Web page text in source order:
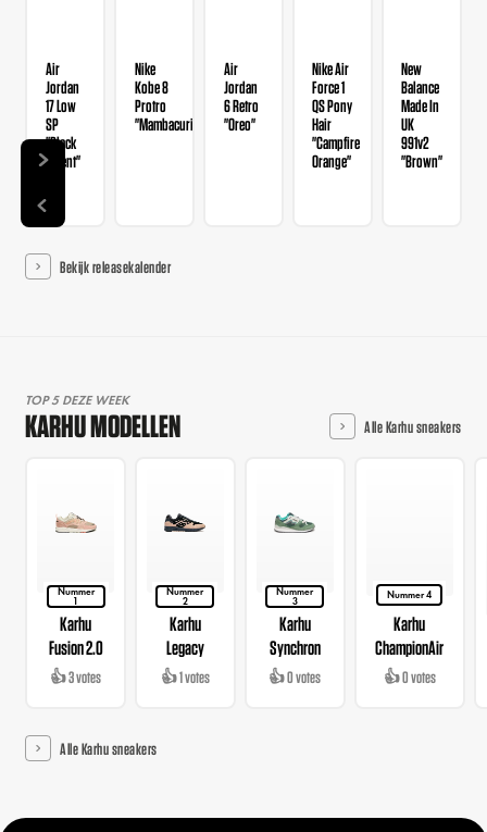
Air
Jordan
17 Low
SP
"Black
Patent"
Nike
Kobe 8
Protro
"Mambacurial"
Air
Jordan
6 Retro
"Oreo"
Nike Air
Force 1
QS Pony
Hair
"Campfire
Orange"
New
Balance
Made In
UK
991v2
"Brown"
Bekijk releasekalender
TOP 5 DEZE WEEK
KARHU MODELLEN Alle Karhu sneakers
Nummer
1
Karhu
Fusion 2.0
👍 3 votes
Nummer
2
Karhu
Legacy
👍 1 votes
Nummer
3
Karhu
Synchron
👍 0 votes
Nummer 4
Karhu
ChampionAir
👍 0 votes
Alle Karhu sneakers